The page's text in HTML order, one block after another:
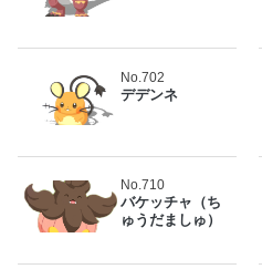
No.702
デデンネ
No.710
バケッチャ（ち
ゅうだましゅ）